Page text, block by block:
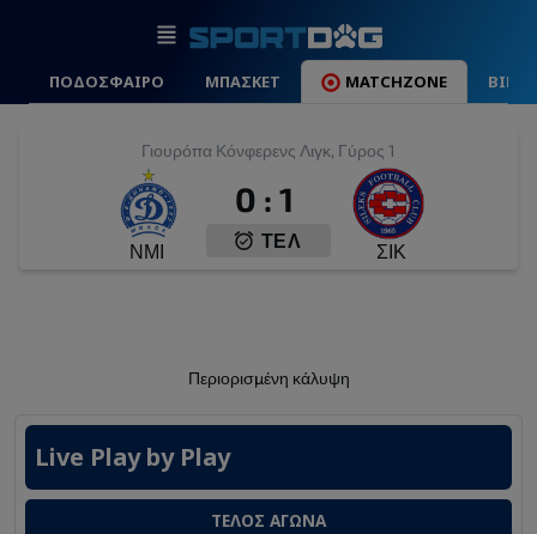
ΠΟΔΟΣΦΑΙΡΟ ΜΠΑΣΚΕΤ MATCHZONE
Γιουρόπα Κόνφερενς Λιγκ, Γύρος 1
ΝΜΙ
0 : 1
ΤΕΛ ΣΙΚ
Περιορισμένη κάλυψη
Live Play by Play
ΤΕΛΟΣ ΑΓΩΝΑ